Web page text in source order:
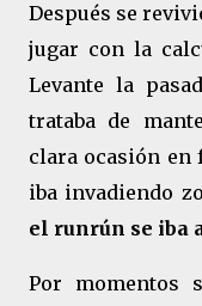
Después se
jugar con la
Levante la
trataba de
clara ocasión en
iba invadiendo
el runrún se iba
Por momentos